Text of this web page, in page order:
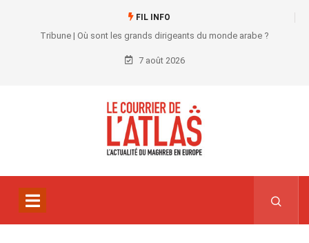
FIL INFO
Tribune | Où sont les grands dirigeants du monde arabe ?
7 août 2026